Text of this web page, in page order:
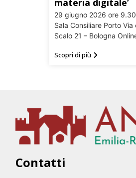
materia digitale’
29 giugno 2026 ore
Sala Consiliare Porto Via
Scalo 21 – Bologna
Scopri di più
Contatti